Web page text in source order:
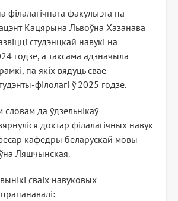
філалагічнага факультэта па
Кацярына Львоўна Хазанава
студэнцкай навукі на
годзе, а таксама адзначыла
па якіх вядуць свае
філолагі ў 2025 годзе.
да ўдзельнікаў
доктар філалагічных навук
кафедры беларускай мовы
Ляшчынская.
сваіх навуковых